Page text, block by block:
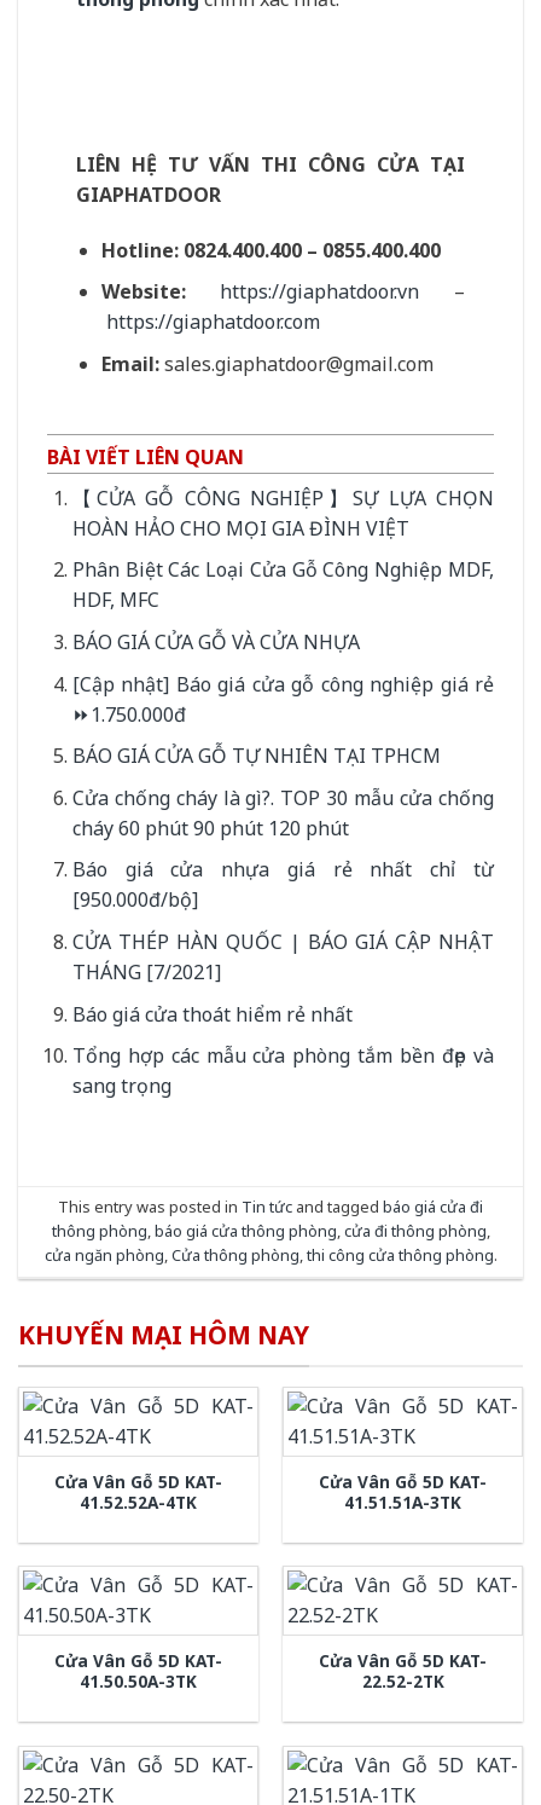
LIÊN HỆ TƯ VẤN THI CÔNG CỬA TẠI
GIAPHATDOOR
Hotline: 0824.400.400 – 0855.400.400
Website:
https://giaphatdoor.vn –
https://giaphatdoor.com
Email:sales.giaphatdoor@gmail.com
BÀI VIẾT LIÊN QUAN
【CỬA GỖ CÔNG NGHIỆP】SỰ LỰA CHỌN
HOÀN HẢO CHO MỌI GIA ĐÌNH VIỆT
Phân Biệt Các Loại Cửa Gỗ Công Nghiệp MDF,
HDF, MFC
BÁO GIÁ CỬA GỖ VÀ CỬA NHỰA
[Cập nhật] Báo giá cửa gỗ công nghiệp giá rẻ
⏩1.750.000đ
BÁO GIÁ CỬA GỖ TỰ NHIÊN TẠI TPHCM
Cửa chống cháy là gì?. TOP 30 mẫu cửa chống
cháy 60 phút 90 phút 120 phút
Báo giá cửa nhựa giá rẻ nhất chỉ từ
[950.000đ/bộ]
CỬA THÉP HÀN QUỐC | BÁO GIÁ CẬP NHẬT
THÁNG [7/2021]
Báo giá cửa thoát hiểm rẻ nhất
Tổng hợp các mẫu cửa phòng tắm bền đẹp và
sang trọng
This entry was posted in Tin tức and tagged báo giá cửa đi
thông phòng,báo giá cửa thông phòng,cửa đi thông phòng,
cửa ngăn phòng,Cửa thông phòng,thi công cửa thông phòng.
KHUYẾN MẠI HÔM NAY
Cửa Vân Gỗ 5D KAT-
41.52.52A-4TK
Cửa Vân Gỗ 5D KAT-
41.51.51A-3TK
Cửa Vân Gỗ 5D KAT-
41.50.50A-3TK
Cửa Vân Gỗ 5D KAT-
22.52-2TK